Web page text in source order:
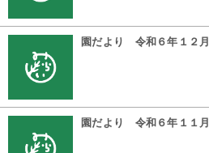
園だより 令和６年１２月
園だより 令和６年１１月